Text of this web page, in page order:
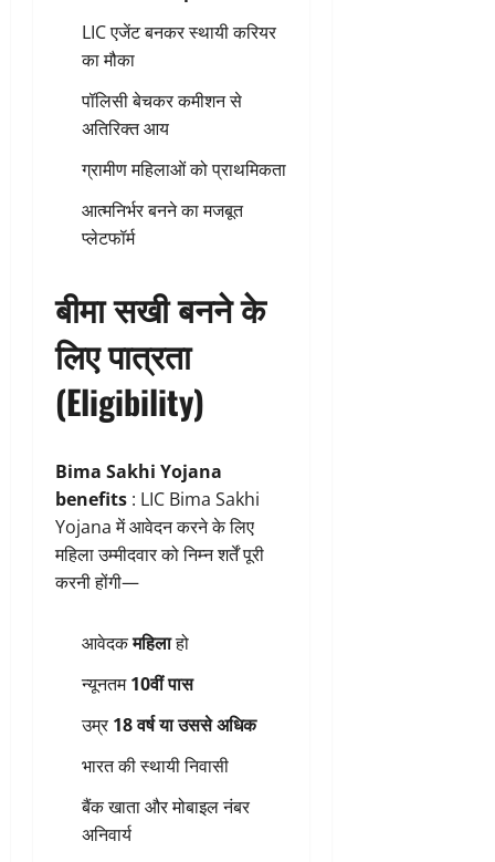
LIC एजेंट बनकर स्थायी करियर
का मौका
पॉलिसी बेचकर कमीशन से
अतिरिक्त आय
ग्रामीण महिलाओं को प्राथमिकता
आत्मनिर्भर बनने का मजबूत
प्लेटफॉर्म
बीमा सखी बनने के
लिए पात्रता
(Eligibility)
Bima Sakhi Yojana
benefits : LIC Bima Sakhi
Yojana में आवेदन करने के लिए
महिला उम्मीदवार को निम्न शर्तें पूरी
करनी होंगी—
आवेदकमहिलाहो
न्यूनतम10वीं पास
उम्र 18 वर्ष या उससे अधिक
भारत की स्थायी निवासी
बैंक खाता और मोबाइल नंबर
अनिवार्य